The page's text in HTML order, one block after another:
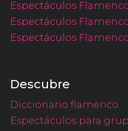
Espectáculos
Espectáculos
Espectáculos
Descubre
Diccionario flamenco
Espectáculos para